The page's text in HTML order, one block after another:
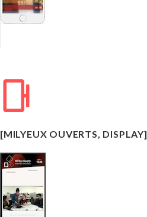
[MILYEUX OUVERTS, DISPLAY]